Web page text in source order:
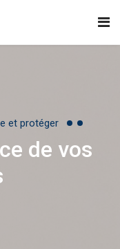
et protéger
de vos